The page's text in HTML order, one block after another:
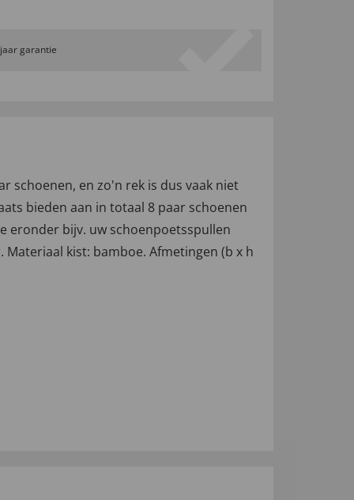
garantie
schoenen, en zo'n rek is dus vaak niet
bieden aan in totaal 8 paar schoenen
eronder bijv. uw schoenpoetsspullen
kist: bamboe. Afmetingen (b x h